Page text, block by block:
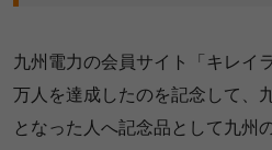
九州電力の会員サイト「キレイ
万人を達成したのを記念して、
となった人へ記念品として九州